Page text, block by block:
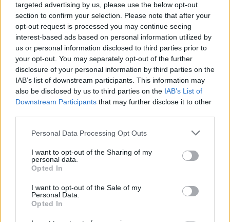
targeted advertising by us, please use the below opt-out
section to confirm your selection. Please note that after your
opt-out request is processed you may continue seeing
interest-based ads based on personal information utilized by
us or personal information disclosed to third parties prior to
your opt-out. You may separately opt-out of the further
disclosure of your personal information by third parties on the
IAB’s list of downstream participants. This information may
also be disclosed by us to third parties on the IAB’s List of
Downstream Participants that may further disclose it to other
Personal Data Processing Opt Outs
I want to opt-out of the Sharing of my
personal data.
Opted In
I want to opt-out of the Sale of my
Personal Data.
Opted In
IA-së
Esim for Global | Esim for Europe